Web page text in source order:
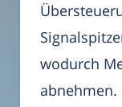
wodurch
abnehmen.